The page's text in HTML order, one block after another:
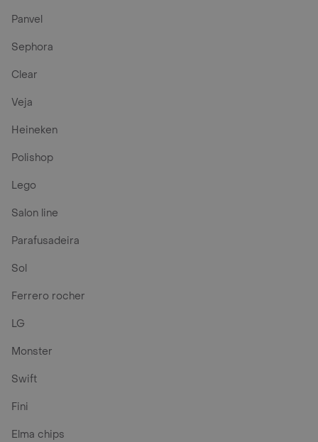
Panvel
Sephora
Clear
Veja
Heineken
Polishop
Lego
Salon line
Parafusadeira
Sol
Ferrero rocher
LG
Monster
Swift
Fini
Elma chips